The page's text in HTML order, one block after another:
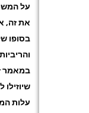
על
את זה,
בסופו
במאמר
עלות